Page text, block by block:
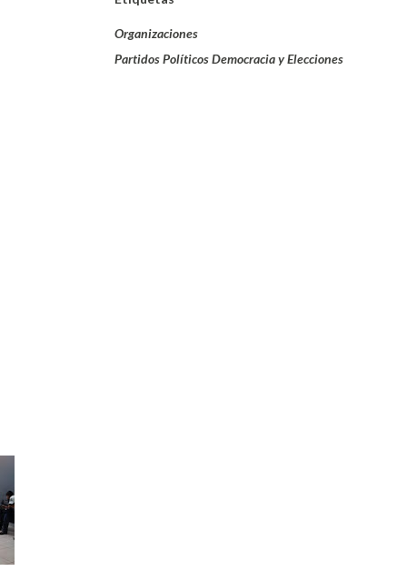
Organizaciones
Partidos Políticos Democracia y Elecciones